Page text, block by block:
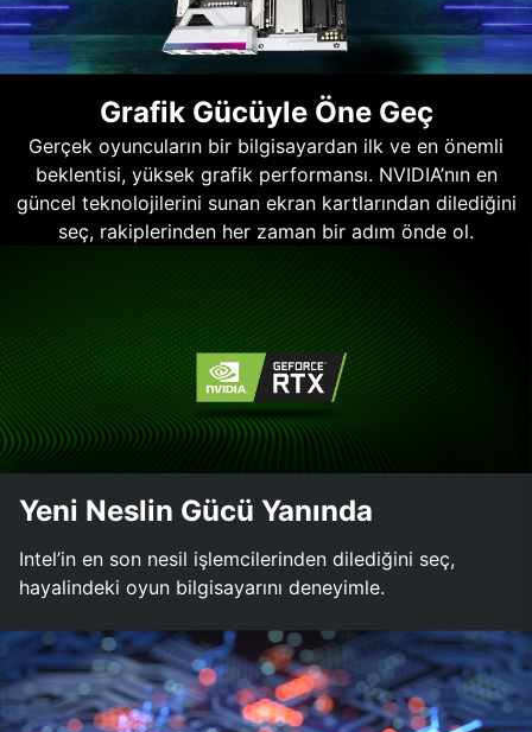
Grafik Gücüyle Öne Geç
Gerçek oyuncuların bir bilgisayardan ilk ve en önemli
beklentisi, yüksek grafik performansı. NVIDIA’nın en
güncel teknolojilerini sunan ekran kartlarından dilediğini
seç, rakiplerinden her zaman bir adım önde ol.
Yeni Neslin Gücü Yanında
Intel’in en son nesil işlemcilerinden dilediğini seç,
hayalindeki oyun bilgisayarını deneyimle.